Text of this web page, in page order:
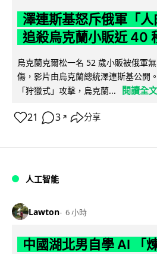
澤連斯基怒斥俄軍「
追殺烏克蘭小販近 40
烏克蘭克爾松一名 52 歲小販被俄軍
傷，影片由烏克蘭總統澤連斯基公開
「狩獵式」攻擊，烏克蘭...
閱讀全文
21 3 ↗ 分享
人工智能
Lawton 6 小時
中國湖北男自學 AI 「